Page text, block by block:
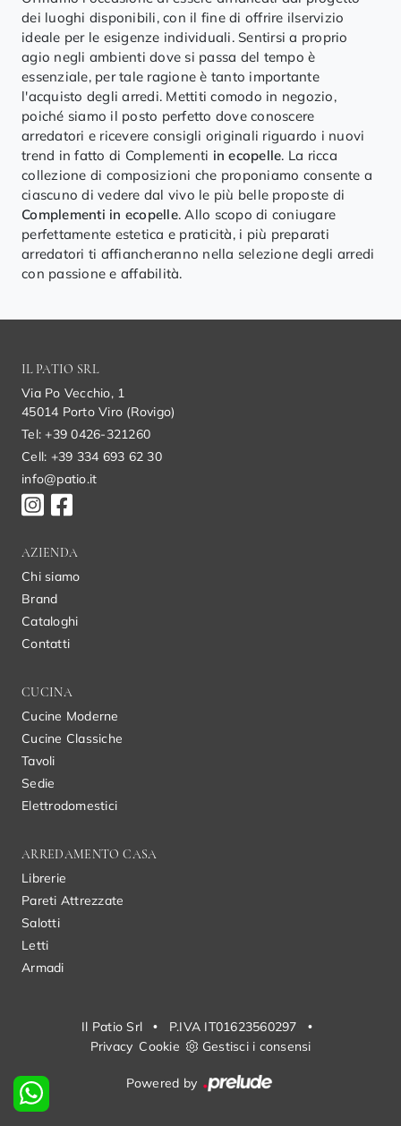
dei luoghi disponibili, con il fine di offrire ilservizio
ideale per le esigenze individuali. Sentirsi a proprio
agio negli ambienti dove si passa del tempo è
essenziale, per tale ragione è tanto importante
l'acquisto degli arredi. Mettiti comodo in negozio,
poiché siamo il posto perfetto dove conoscere
arredatori e ricevere consigli originali riguardo i nuovi
trend in fatto di Complementi in ecopelle. La ricca
collezione di composizioni che proponiamo consente a
ciascuno di vedere dal vivo le più belle proposte di
Complementi in ecopelle. Allo scopo di coniugare
perfettamente estetica e praticità, i più preparati
arredatori ti affiancheranno nella selezione degli arredi
con passione e affabilità.
IL PATIO SRL
Via Po Vecchio, 1
45014 Porto Viro (Rovigo)
Tel: +39 0426-321260
Cell: +39 334 693 62 30
info@patio.it
AZIENDA
Chi siamo
Brand
Cataloghi
Contatti
CUCINA
Cucine Moderne
Cucine Classiche
Tavoli
Sedie
Elettrodomestici
ARREDAMENTO CASA
Librerie
Pareti Attrezzate
Salotti
Letti
Armadi
Il Patio Srl • P.IVA IT01623560297
•
Privacy Cookie Gestisci i consensi
Powered by